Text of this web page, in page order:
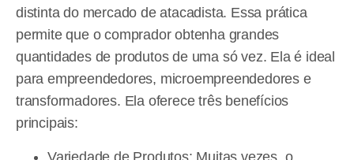
distinta do mercado de atacadista. Essa prática
permite que o comprador obtenha grandes
quantidades de produtos de uma só vez. Ela é ideal
para empreendedores, microempreendedores e
transformadores. Ela oferece três benefícios
principais:
Variedade de Produtos: Muitas vezes, o